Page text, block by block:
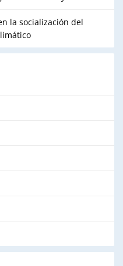
la socialización del